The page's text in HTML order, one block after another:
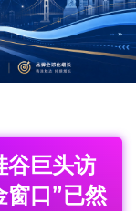
谷巨头访
窗口”已然